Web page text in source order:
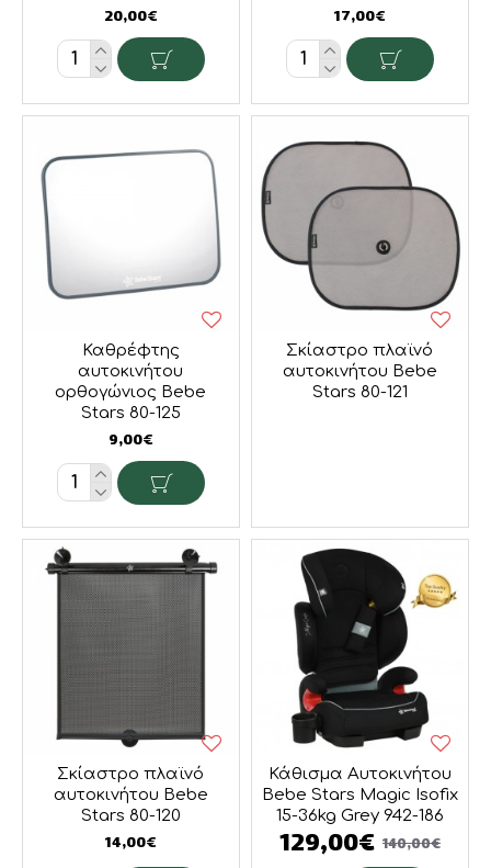
20,00€ 17,00€
Καθρέφτης
αυτοκινήτου
ορθογώνιος Bebe
Stars 80-125
9,00€
Σκίαστρο πλαϊνό
αυτοκινήτου Bebe
Stars 80-121
Σκίαστρο πλαϊνό
αυτοκινήτου Bebe
Stars 80-120
14,00€
Κάθισμα Αυτοκινήτου
Bebe Stars Magic Isofix
15-36kg Grey 942-186
129,00€ 140,00€